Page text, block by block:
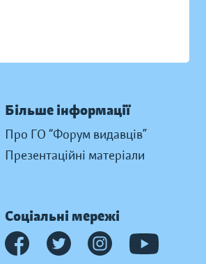
Більше інформації
Про ГО “Форум видавців”
Презентаційні матеріали
Соціальні мережі